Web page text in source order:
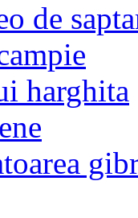
de
harghita